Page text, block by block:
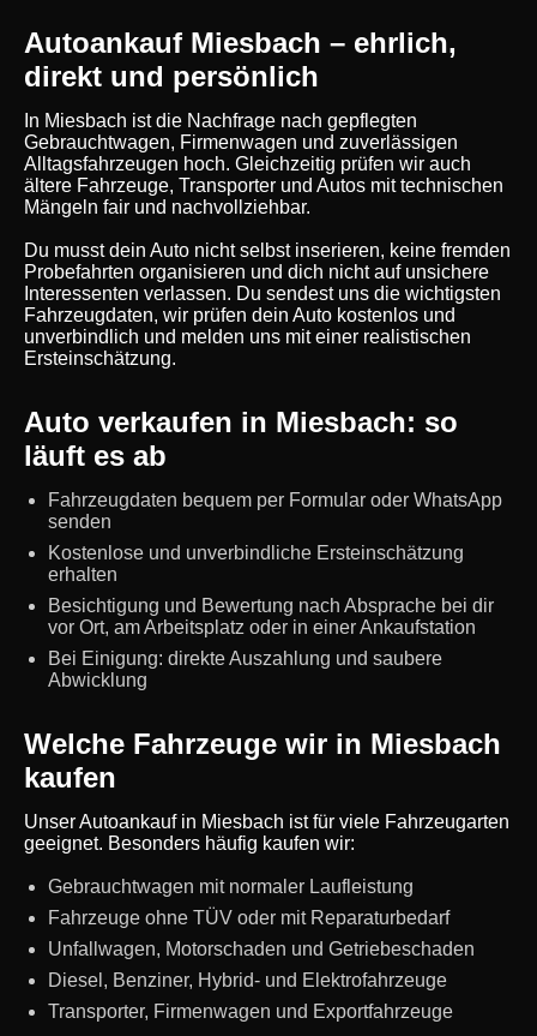
Autoankauf Miesbach – ehrlich,
direkt und persönlich
In Miesbach ist die Nachfrage nach gepflegten
Gebrauchtwagen, Firmenwagen und zuverlässigen
Alltagsfahrzeugen hoch. Gleichzeitig prüfen wir auch
ältere Fahrzeuge, Transporter und Autos mit technischen
Mängeln fair und nachvollziehbar.
Du musst dein Auto nicht selbst inserieren, keine fremden
Probefahrten organisieren und dich nicht auf unsichere
Interessenten verlassen. Du sendest uns die wichtigsten
Fahrzeugdaten, wir prüfen dein Auto kostenlos und
unverbindlich und melden uns mit einer realistischen
Ersteinschätzung.
Auto verkaufen in Miesbach: so
läuft es ab
Fahrzeugdaten bequem per Formular oder WhatsApp
senden
Kostenlose und unverbindliche Ersteinschätzung
erhalten
Besichtigung und Bewertung nach Absprache bei dir
vor Ort, am Arbeitsplatz oder in einer Ankaufstation
Bei Einigung: direkte Auszahlung und saubere
Abwicklung
Welche Fahrzeuge wir in Miesbach
kaufen
Unser Autoankauf in Miesbach ist für viele Fahrzeugarten
geeignet. Besonders häufig kaufen wir:
Gebrauchtwagen mit normaler Laufleistung
Fahrzeuge ohne TÜV oder mit Reparaturbedarf
Unfallwagen, Motorschaden und Getriebeschaden
Diesel, Benziner, Hybrid- und Elektrofahrzeuge
Transporter, Firmenwagen und Exportfahrzeuge